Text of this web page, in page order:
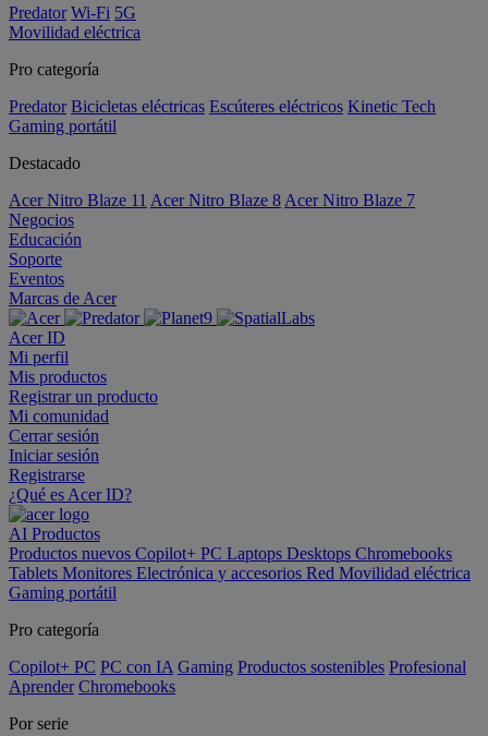
Predator Wi-Fi 5G
Movilidad eléctrica
Pro categoría
Predator Bicicletas eléctricas Escúteres eléctricos Kinetic Tech
Gaming portátil
Destacado
Acer Nitro Blaze 11 Acer Nitro Blaze 8 Acer Nitro Blaze 7
Negocios
Educación
Soporte
Eventos
Marcas de Acer
Acer ID
Mi perfil
Mis productos
Registrar un producto
Mi comunidad
Cerrar sesión
Iniciar sesión
Registrarse
¿Qué es Acer ID?
AI Productos
Productos nuevos Copilot+ PC Laptops Desktops Chromebooks
Tablets Monitores Electrónica y accesorios Red Movilidad eléctrica
Gaming portátil
Pro categoría
Copilot+ PC PC con IA Gaming Productos sostenibles Profesional
Aprender Chromebooks
Por serie